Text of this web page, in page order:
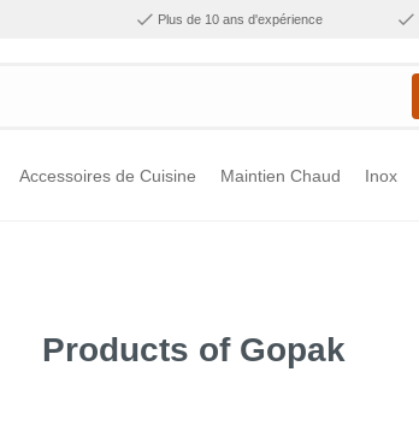
Plus de 10 ans d'expérience
Accessoires de Cuisine Maintien Chaud Inox
Products of Gopak